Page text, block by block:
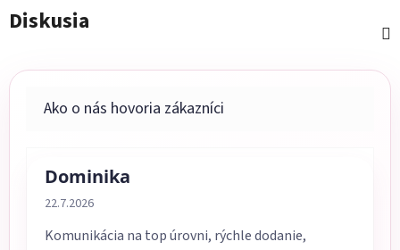
Diskusia
Dominika
Hodnotenie obchodu je 5 z 5 hviezdičiek.
22.7.2026
Komunikácia na top úrovni, rýchle dodanie,